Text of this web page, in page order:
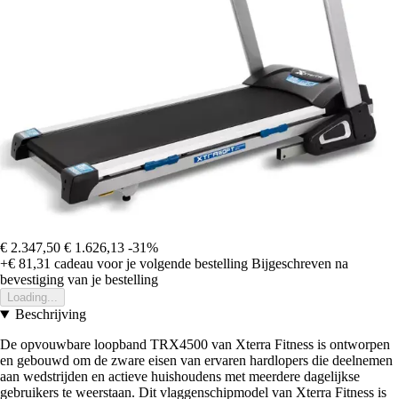
€ 2.347,50 € 1.626,13 -31%
+€ 81,31 cadeau voor je volgende bestelling Bijgeschreven na
bevestiging van je bestelling
Loading...
Beschrijving
De opvouwbare loopband TRX4500 van Xterra Fitness is ontworpen
en gebouwd om de zware eisen van ervaren hardlopers die deelnemen
aan wedstrijden en actieve huishoudens met meerdere dagelijkse
gebruikers te weerstaan. Dit vlaggenschipmodel van Xterra Fitness is